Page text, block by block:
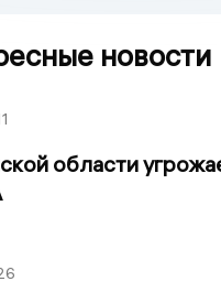
новости
области